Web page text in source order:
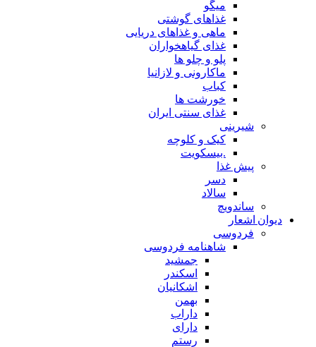
میگو
غذاهای گوشتی
ماهی و غذاهای دریایی
غذای گیاهخواران
پلو و چلو ها
ماکارونی و لازانیا
کباب
خورشت ها
غذای سنتی ایران
شیرینی
کیک و کلوچه
.بیسکویت
پیش غذا
دسر
سالاد
ساندویچ
دیوان اشعار
فردوسی
شاهنامه فردوسی
جمشید
اسکندر
اشکانیان
بهمن
داراب
دارای
رستم